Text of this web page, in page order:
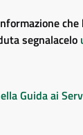
segnalacelo
Guida ai